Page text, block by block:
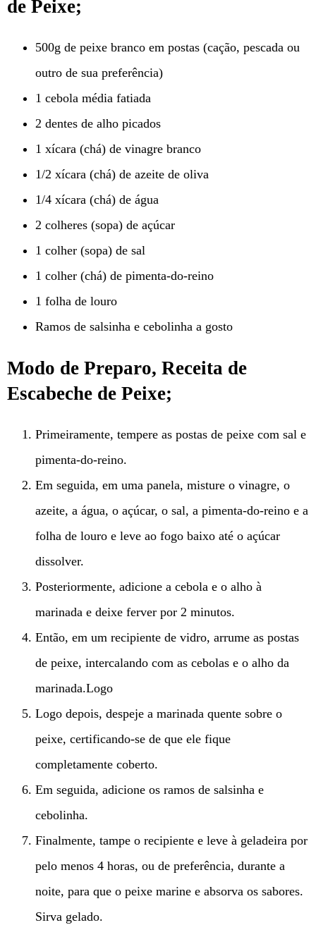
de Peixe;
500g de peixe branco em postas (cação, pescada ou
outro de sua preferência)
1 cebola média fatiada
2 dentes de alho picados
1 xícara (chá) de vinagre branco
1/2 xícara (chá) de azeite de oliva
1/4 xícara (chá) de água
2 colheres (sopa) de açúcar
1 colher (sopa) de sal
1 colher (chá) de pimenta-do-reino
1 folha de louro
Ramos de salsinha e cebolinha a gosto
Modo de Preparo, Receita de
Escabeche de Peixe;
Primeiramente, tempere as postas de peixe com sal e
pimenta-do-reino.
Em seguida, em uma panela, misture o vinagre, o
azeite, a água, o açúcar, o sal, a pimenta-do-reino e a
folha de louro e leve ao fogo baixo até o açúcar
dissolver.
Posteriormente, adicione a cebola e o alho à
marinada e deixe ferver por 2 minutos.
Então, em um recipiente de vidro, arrume as postas
de peixe, intercalando com as cebolas e o alho da
marinada.Logo
Logo depois, despeje a marinada quente sobre o
peixe, certificando-se de que ele fique
completamente coberto.
Em seguida, adicione os ramos de salsinha e
cebolinha.
Finalmente, tampe o recipiente e leve à geladeira por
pelo menos 4 horas, ou de preferência, durante a
noite, para que o peixe marine e absorva os sabores.
Sirva gelado.